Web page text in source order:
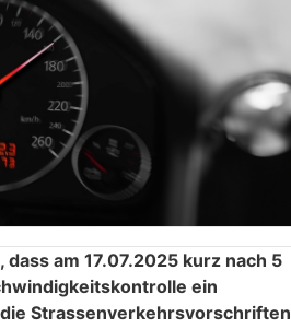
am 17.07.2025 kurz nach 5
ein
Strassenverkehrsvorschriften